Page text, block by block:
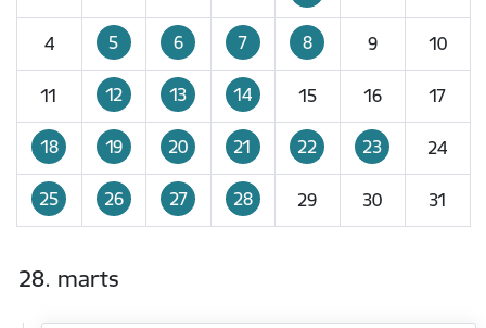
4 5 6 7 8 9 10
11 12 13 14 15 16 17
18 19 20 21 22 23 24
25 26 27 28 29 30 31
28. marts